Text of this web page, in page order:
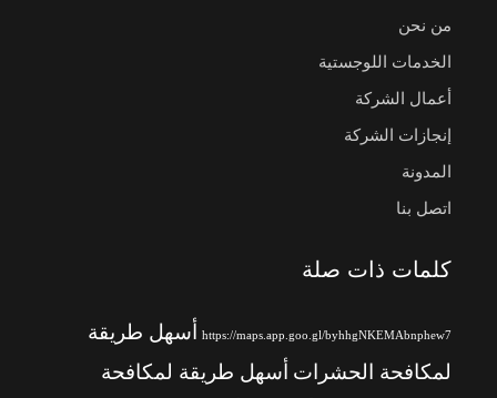
من نحن
الخدمات اللوجستية
أعمال الشركة
إنجازات الشركة
المدونة
اتصل بنا
كلمات ذات صلة
https://maps.app.goo.gl/byhhgNKEMAbnphew7
أسهل طريقة
لمكافحة الحشرات أسهل طريقة لمكافحة